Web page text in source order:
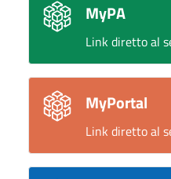
MyPA
Link diretto al
MyPortal
Link diretto al